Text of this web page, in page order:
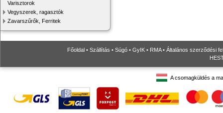
Varisztorok
Vegyszerek, ragasztók
Zavarszűrők, Ferritek
Főoldal • Szállítás • Súgó • GyIK • RMA• Általános szerződési
A csomagküldés a